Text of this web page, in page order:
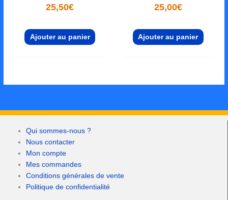
25,50€
Ajouter au panier
25,00€
Ajouter au panier
Qui sommes-nous ?
Nous contacter
Mon compte
Mes commandes
Conditions générales de vente
Politique de confidentialité